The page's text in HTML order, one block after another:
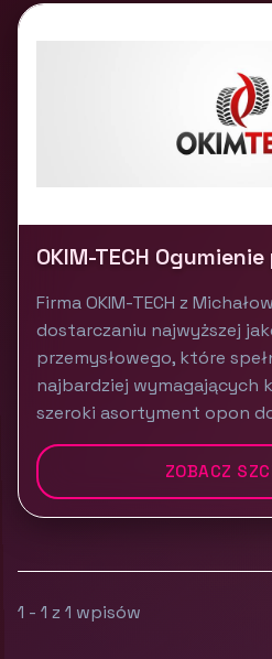
OKIM-TECH
Firma OKIM-TECH z
dostarczaniu najwyższej
przemysłowego, które
najbardziej wymagających
szeroki asortyment opon
ZOBACZ
1 - 1 z 1 wpisów